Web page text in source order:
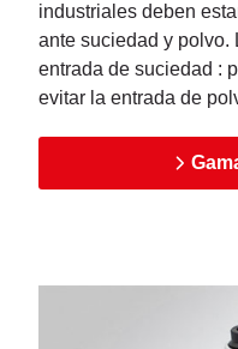
industriales deben
ante suciedad y polvo.
entrada de suciedad :
evitar la entrada de